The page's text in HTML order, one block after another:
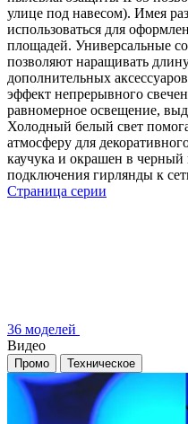
улице под навесом). Имея
использоваться для
площадей. Универсальные
позволяют наращивать
дополнительных
эффект непрерывного
равномерное освещение,
Холодный белый свет
атмосферу для
каучука и окрашен в черный
подключения гирлянды к
Страница серии
36 моделей
Видео
Промо Техническое